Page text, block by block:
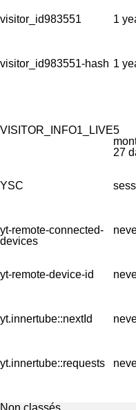
visitor_id983551
1
visitor_id983551-hash 1
VISITOR_INFO1_LIVE5
27
YSC
yt-remote-connected-
devices
yt-remote-device-id
yt.innertube::nextId
yt.innertube::requests